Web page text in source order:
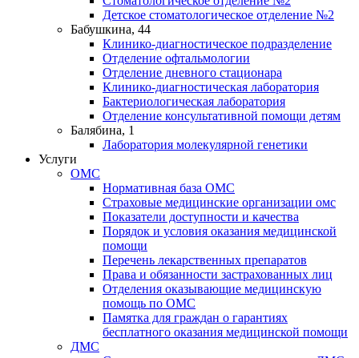
Детское стоматологическое отделение №2
Бабушкина, 44
Клинико-диагностическое подразделение
Отделение офтальмологии
Отделение дневного стационара
Клинико-диагностическая лаборатория
Бактериологическая лаборатория
Отделение консультативной помощи детям
Балябина, 1
Лаборатория молекулярной генетики
Услуги
ОМС
Нормативная база ОМС
Страховые медицинские организации омс
Показатели доступности и качества
Порядок и условия оказания медицинской
помощи
Перечень лекарственных препаратов
Права и обязанности застрахованных лиц
Отделения оказывающие медицинскую
помощь по ОМС
Памятка для граждан о гарантиях
бесплатного оказания медицинской помощи
ДМС